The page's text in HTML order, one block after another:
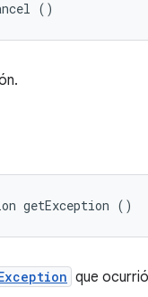
()
getException ()
que